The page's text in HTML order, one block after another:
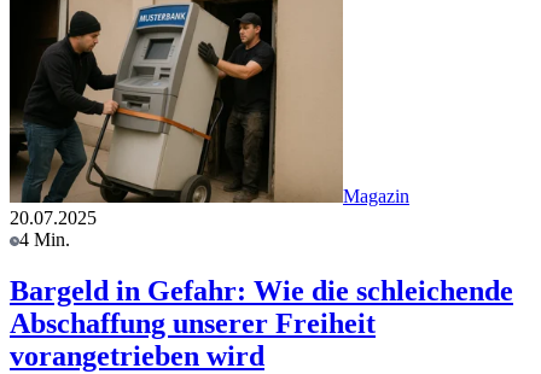
Magazin
20.07.2025
4 Min.
Bargeld in Gefahr: Wie die schleichende
Abschaffung unserer Freiheit
vorangetrieben wird